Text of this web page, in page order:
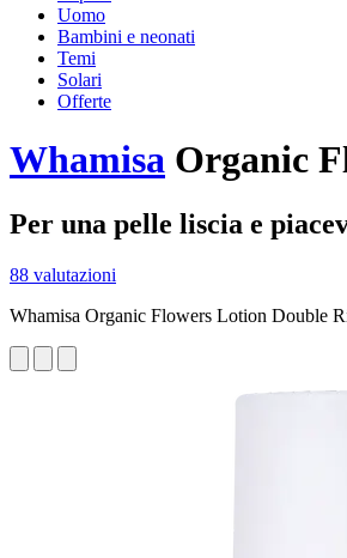
Uomo
Bambini e neonati
Temi
Solari
Offerte
Whamisa Organic
Per una pelle liscia e
88 valutazioni
Whamisa Organic Flowers Lotion Double